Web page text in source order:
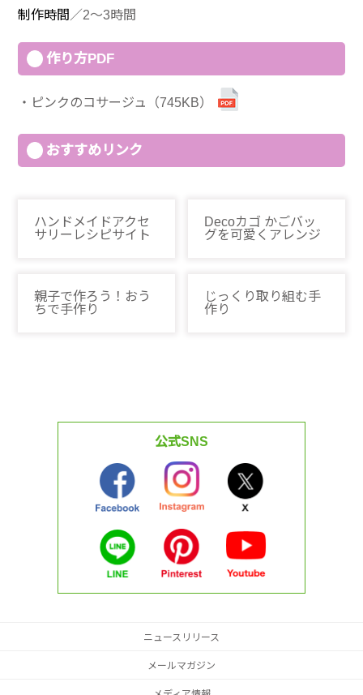
制作時間 ／2～3時間
作り方PDF
ピンクのコサージュ（745KB）
おすすめリンク
ハンドメイドアクセ
サリーレシピサイト
Decoカゴ かごバッ
グを可愛くアレンジ
親子で作ろう！おう
ちで手作り
じっくり取り組む手
作り
公式SNS
ニュースリリース
メールマガジン